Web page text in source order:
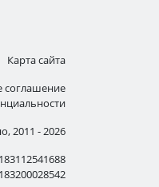
Карта сайта
соглашение
2011 - 2026